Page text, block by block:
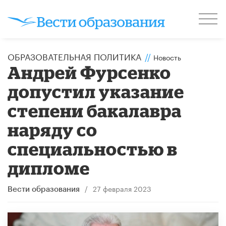
ОБРАЗОВАТЕЛЬНАЯ ПОЛИТИКА // Новость
Андрей Фурсенко
допустил указание
степени бакалавра
наряду со
специальностью в
дипломе
Вести образования / 27 февраля 2023